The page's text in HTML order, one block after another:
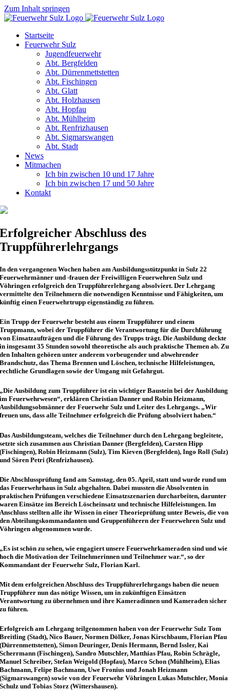
Zum Inhalt springen
Startseite
Feuerwehr Sulz
Jugendfeuerwehr
Abt. Bergfelden
Abt. Dürrenmettstetten
Abt. Fischingen
Abt. Glatt
Abt. Holzhausen
Abt. Hopfau
Abt. Mühlheim
Abt. Renfrizhausen
Abt. Sigmarswangen
Abt. Stadt
News
Mitmachen
Ich bin zwischen 10 und 17 Jahre
Ich bin zwischen 17 und 50 Jahre
Kontakt
Erfolgreicher Abschluss des
Truppführerlehrgangs
In den vergangenen Wochen haben am Ausbildungsstützpunkt in Sulz 22
Feuerwehrmänner und -frauen der Freiwilligen Feuerwehren Sulz und
Vöhringen erfolgreich den Truppführerlehrgang absolviert. Der Lehrgang
vermittelte den Teilnehmern die notwendigen Kenntnisse und Fähigkeiten, um
künftig einen Feuerwehrtrupp eigenständig zu führen.
Ein Trupp der Feuerwehr besteht aus einem Truppführer und einem
Truppmann, wobei der Truppführer die Verantwortung für die Durchführung
von Einsatzaufträgen und die Führung des Trupps trägt. Die Ausbildung deckte
in insgesamt 35 Stunden sowohl theoretische als auch praktische Themen ab. Zu
den Inhalten gehören unter anderem vorbeugender und abwehrender
Brandschutz, das Thema Brennen und Löschen, technische Hilfeleistungen,
rechtliche Grundlagen sowie der Umgang mit Gefahrgut.
„Die Ausbildung zum Truppführer ist ein wichtiger Baustein bei der Ausbildung
im Feuerwehrwesen“, erklären Christian Danner und Robin Heizmann,
Ausbildungsobmänner der Feuerwehr Sulz und Leiter des Lehrgangs. „Wir
freuen uns, dass alle Teilnehmer erfolgreich die Prüfung absolviert haben.“
Das Ausbildungsteam, welches die Teilnehmer durch den Lehrgang begleitete,
setzte sich zusammen aus Christian Danner (Bergfelden), Carsten Hipp
(Fischingen), Robin Heizmann (Sulz), Tim Kieven (Bergfelden), Ingo Roll (Sulz)
und Sören Petri (Renfrizhausen).
Die Abschlussprüfung fand am Samstag, den 05. April, statt und wurde rund um
das Feuerwehrhaus in Sulz abgehalten. Dabei mussten die Absolventen in
praktischen Prüfungen verschiedene Einsatzszenarien durcharbeiten, darunter
waren Einsätze im Bereich Löscheinsatz und technische Hilfeleistungen. Im
Anschluss stellten alle ihr Wissen in einer Theorieprüfung unter Beweis, die von
den Abteilungskommandanten und Gruppenführern der Feuerwehren Sulz und
Vöhringen abgenommen wurde.
„Es ist schön zu sehen, wie engagiert unsere Feuerwehrkameraden sind und wie
hoch die Motivation der Teilnehmerinnen und Teilnehmer war.“, so der
Kommandant der Feuerwehr Sulz, Florian Karl.
Mit dem erfolgreichen Abschluss des Truppführerlehrgangs haben die neuen
Truppführer nun das nötige Wissen, um in zukünftigen Einsätzen
Verantwortung zu übernehmen und ihre Kameradinnen und Kameraden sicher
zu führen.
Erfolgreich am Lehrgang teilgenommen haben von der Feuerwehr Sulz Tom
Breitling (Stadt), Nico Bauer, Normen Dölker, Jonas Kirschbaum, Florian Pfau
(Dürrenmettstetten), Simon Deuringer, Denis Hermann, Bernd Issler, Kai
Scherrmann (Fischingen), Sandro Mutschler, Matthias Pfau, Robin Schrägle,
Manuel Schreiber, Stefan Weigold (Hopfau), Marco Schon (Mühlheim), Elias
Bachmann, Felipe Bachmann, Uwe Fronius und Jonah Heizmann
(Sigmarswangen) sowie von der Feuerwehr Vöhringen Lukas Mutschler, Monia
Schulz und Tobias Storz (Wittershausen).